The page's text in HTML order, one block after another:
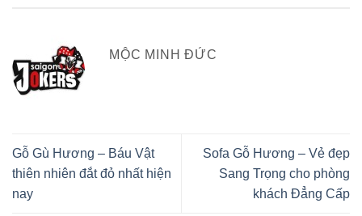
MỘC MINH ĐỨC
Gỗ Gù Hương – Báu Vật
thiên nhiên đắt đỏ nhất hiện
nay
Sofa Gỗ Hương – Vẻ đẹp
Sang Trọng cho phòng
khách Đẳng Cấp